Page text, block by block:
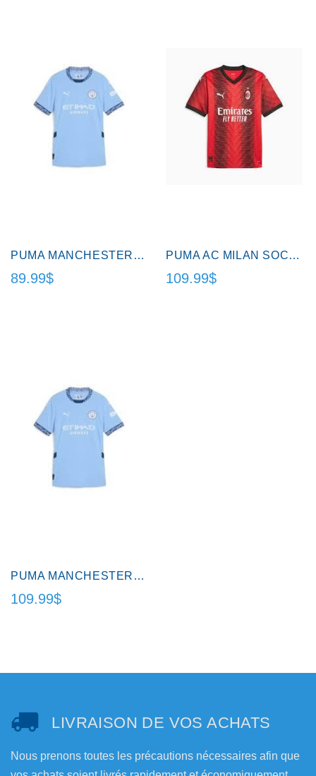
PUMA MANCHESTER CITY JERSEY JEUNE/YOUTH.
89.99$
PUMA AC MILAN SOCCER JERSEY ADL.
109.99$
PUMA MANCHESTER CITY JERSEY ADL.
109.99$
LIVRAISON DE VOS ACHATS
Nous prenons toutes les précautions nécessaires afin que